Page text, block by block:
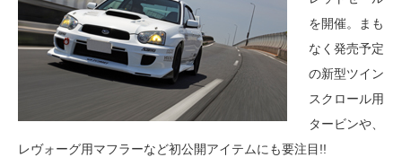
を開催。まも
なく発売予定
の新型ツイン
スクロール用
タービンや、
レヴォーグ用マフラーなど初公開アイテムにも要注目!!